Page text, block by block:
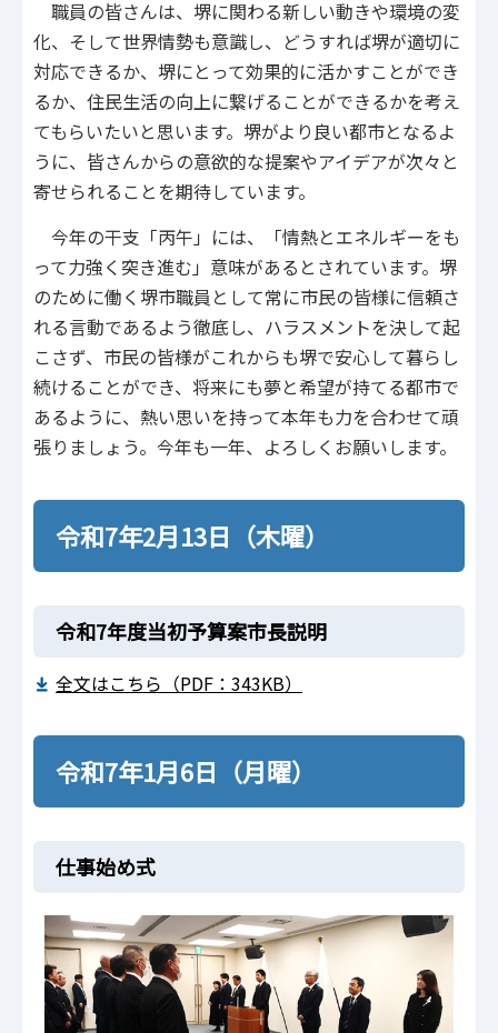
職員の皆さんは、堺に関わる新しい動きや環境の変
化、そして世界情勢も意識し、どうすれば堺が適切に
対応できるか、堺にとって効果的に活かすことができ
るか、住民生活の向上に繋げることができるかを考え
てもらいたいと思います。堺がより良い都市となるよ
うに、皆さんからの意欲的な提案やアイデアが次々と
寄せられることを期待しています。
今年の干支「丙午」には、「情熱とエネルギーをも
って力強く突き進む」意味があるとされています。堺
のために働く堺市職員として常に市民の皆様に信頼さ
れる言動であるよう徹底し、ハラスメントを決して起
こさず、市民の皆様がこれからも堺で安心して暮らし
続けることができ、将来にも夢と希望が持てる都市で
あるように、熱い思いを持って本年も力を合わせて頑
張りましょう。今年も一年、よろしくお願いします。
令和7年2月13日（木曜）
令和7年度当初予算案市長説明
全文はこちら（PDF：343KB）
令和7年1月6日（月曜）
仕事始め式